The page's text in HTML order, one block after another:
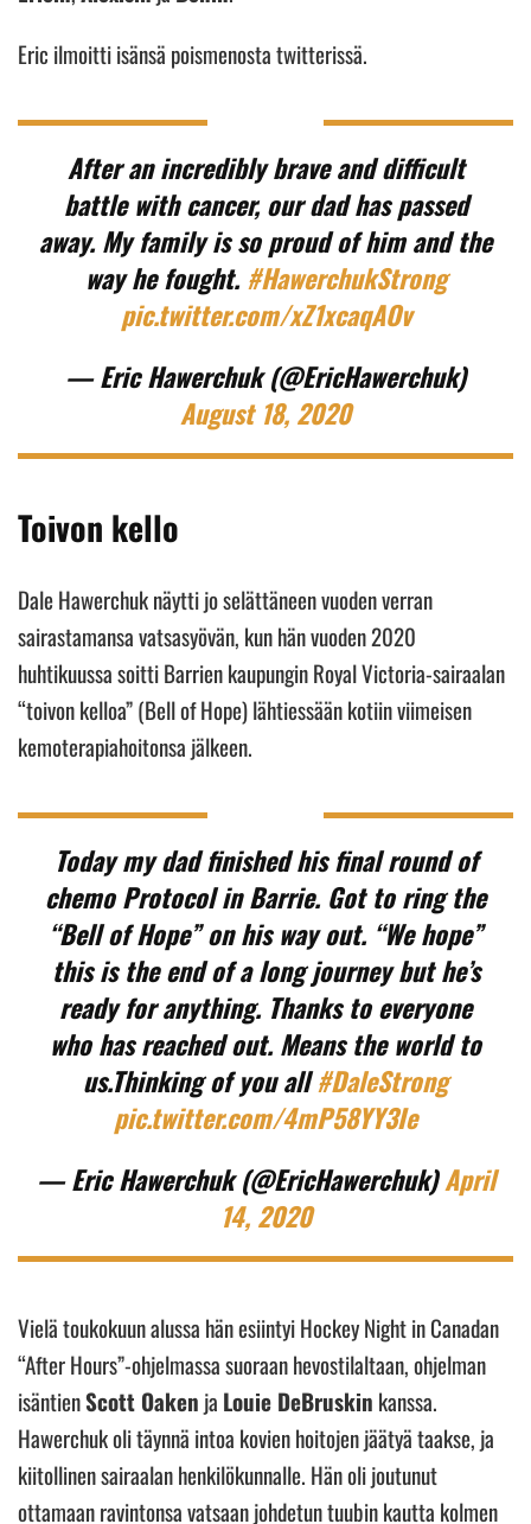
Eric ilmoitti isänsä poismenosta twitterissä.
After an incredibly brave and difficult
battle with cancer, our dad has passed
away. My family is so proud of him and the
way he fought. #HawerchukStrong
pic.twitter.com/xZ1xcaqAOv
— Eric Hawerchuk (@EricHawerchuk)
August 18, 2020
Toivon kello
Dale Hawerchuk näytti jo selättäneen vuoden verran
sairastamansa vatsasyövän, kun hän vuoden 2020
huhtikuussa soitti Barrien kaupungin Royal Victoria-sairaalan
“toivon kelloa” (Bell of Hope) lähtiessään kotiin viimeisen
kemoterapiahoitonsa jälkeen.
Today my dad finished his final round of
chemo Protocol in Barrie. Got to ring the
“Bell of Hope” on his way out. “We hope”
this is the end of a long journey but he’s
ready for anything. Thanks to everyone
who has reached out. Means the world to
us.Thinking of you all#DaleStrong
pic.twitter.com/4mP58YY3Ie
— Eric Hawerchuk (@EricHawerchuk)April
14, 2020
Vielä toukokuun alussa hän esiintyi Hockey Night in Canadan
“After Hours”-ohjelmassa suoraan hevostilaltaan, ohjelman
isäntienScott Oaken ja Louie DeBruskin kanssa.
Hawerchuk oli täynnä intoa kovien hoitojen jäätyä taakse, ja
kiitollinen sairaalan henkilökunnalle. Hän oli joutunut
ottamaan ravintonsa vatsaan johdetun tuubin kautta kolmen